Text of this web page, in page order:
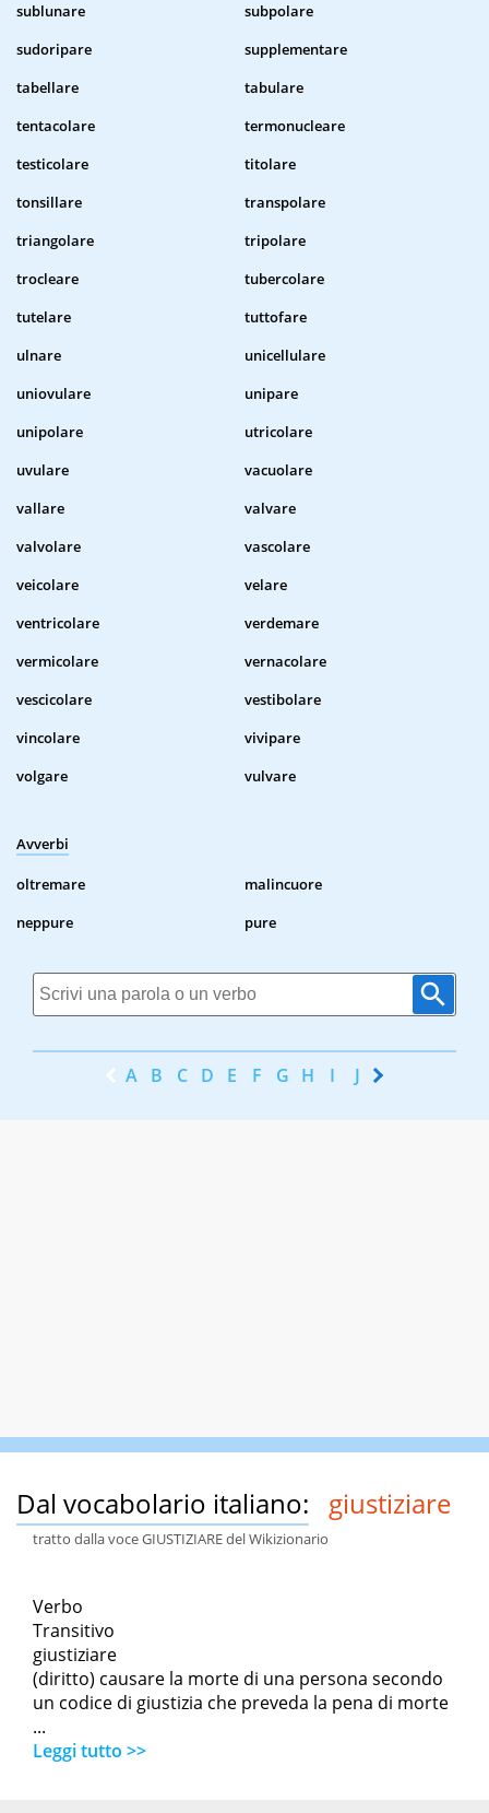
sublunare
subpolare
sudoripare
supplementare
tabellare
tabulare
tentacolare
termonucleare
testicolare
titolare
tonsillare
transpolare
triangolare
tripolare
trocleare
tubercolare
tutelare
tuttofare
ulnare
unicellulare
uniovulare
unipare
unipolare
utricolare
uvulare
vacuolare
vallare
valvare
valvolare
vascolare
veicolare
velare
ventricolare
verdemare
vermicolare
vernacolare
vescicolare
vestibolare
vincolare
vivipare
volgare
vulvare
Avverbi
oltremare
malincuore
neppure
pure
A B C D E F G H I J K
Dal vocabolario italiano: giustiziare
tratto dalla voce GIUSTIZIARE del Wikizionario
Verbo
Transitivo
giustiziare
(diritto) causare la morte di una persona secondo
un codice di giustizia che preveda la pena di morte
...
Leggi tutto >>